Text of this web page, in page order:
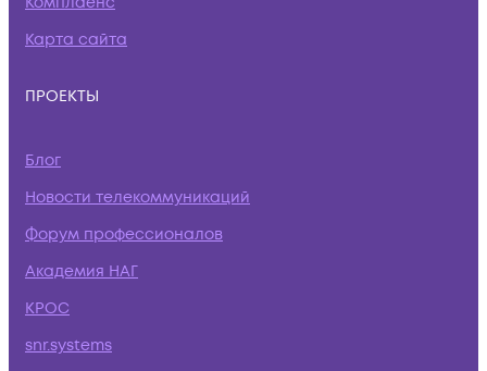
Карта сайта
ПРОЕКТЫ
Блог
Новости телекоммуникаций
Форум профессионалов
Академия НАГ
КРОС
snr.systems